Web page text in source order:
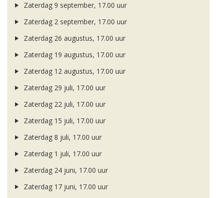
Zaterdag 9 september, 17.00 uur
Zaterdag 2 september, 17.00 uur
Zaterdag 26 augustus, 17.00 uur
Zaterdag 19 augustus, 17.00 uur
Zaterdag 12 augustus, 17.00 uur
Zaterdag 29 juli, 17.00 uur
Zaterdag 22 juli, 17.00 uur
Zaterdag 15 juli, 17.00 uur
Zaterdag 8 juli, 17.00 uur
Zaterdag 1 juli, 17.00 uur
Zaterdag 24 juni, 17.00 uur
Zaterdag 17 juni, 17.00 uur